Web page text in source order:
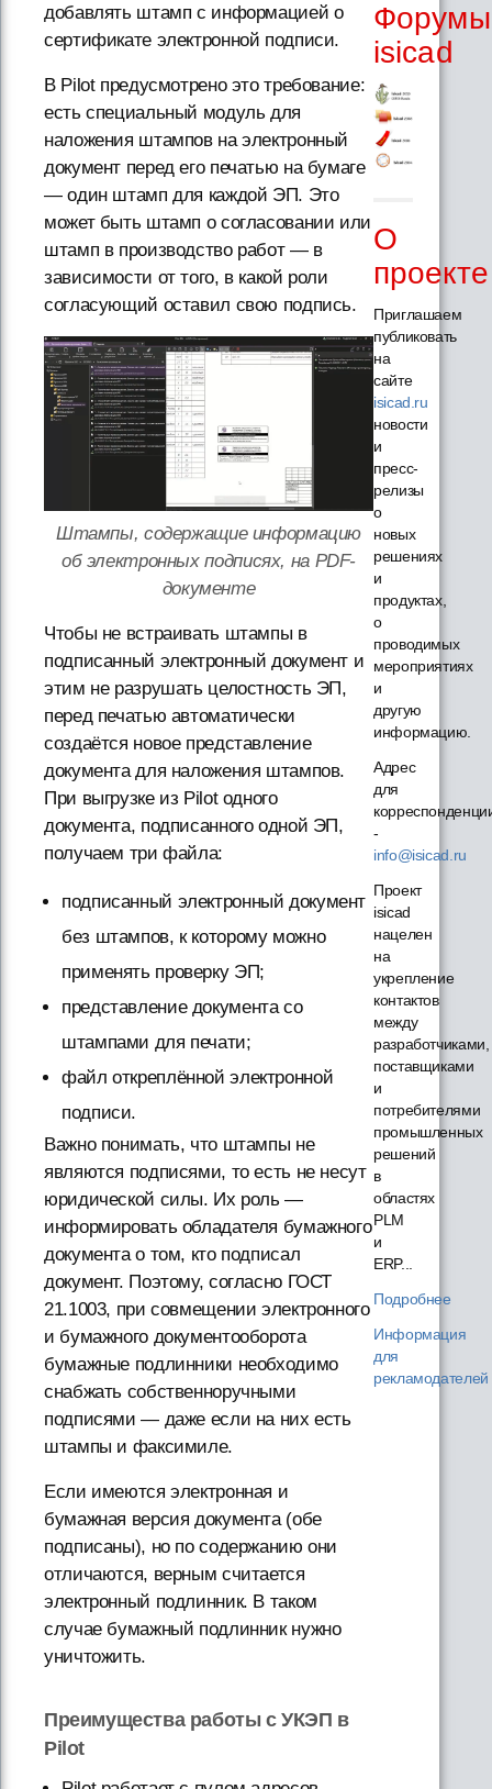
добавлять штамп с информацией о
сертификате электронной подписи.
В Pilot предусмотрено это требование:
есть специальный модуль для
наложения штампов на электронный
документ перед его печатью на бумаге
— один штамп для каждой ЭП. Это
может быть штамп о согласовании или
штамп в производство работ — в
зависимости от того, в какой роли
согласующий оставил свою подпись.
Штампы, содержащие информацию
об электронных подписях, на PDF-
документе
Чтобы не встраивать штампы в
подписанный электронный документ и
этим не разрушать целостность ЭП,
перед печатью автоматически
создаётся новое представление
документа для наложения штампов.
При выгрузке из Pilot одного
документа, подписанного одной ЭП,
получаем три файла:
подписанный электронный документ
без штампов, к которому можно
применять проверку ЭП;
представление документа со
штампами для печати;
файл откреплённой электронной
подписи.
Важно понимать, что штампы не
являются подписями, то есть не несут
юридической силы. Их роль —
информировать обладателя бумажного
документа о том, кто подписал
документ. Поэтому, согласно ГОСТ
21.1003, при совмещении электронного
и бумажного документооборота
бумажные подлинники необходимо
снабжать собственноручными
подписями — даже если на них есть
штампы и факсимиле.
Если имеются электронная и
бумажная версия документа (обе
подписаны), но по содержанию они
отличаются, верным считается
электронный подлинник. В таком
случае бумажный подлинник нужно
уничтожить.
Преимущества работы с УКЭП в
Pilot
Форумы
isicad
О
проекте
Приглашаем
публиковать
на
сайте
isicad.ru
новости
и
пресс-
релизы
о
новых
решениях
и
продуктах,
о
проводимых
мероприятиях
и
другую
информацию.
Адрес
для
-
info@isicad.ru
Проект
isicad
нацелен
на
укрепление
контактов
между
разработчиками,
поставщиками
и
потребителями
промышленных
решений
в
областях
PLM
и
ERP...
Подробнее
Информация
для
рекламодателей